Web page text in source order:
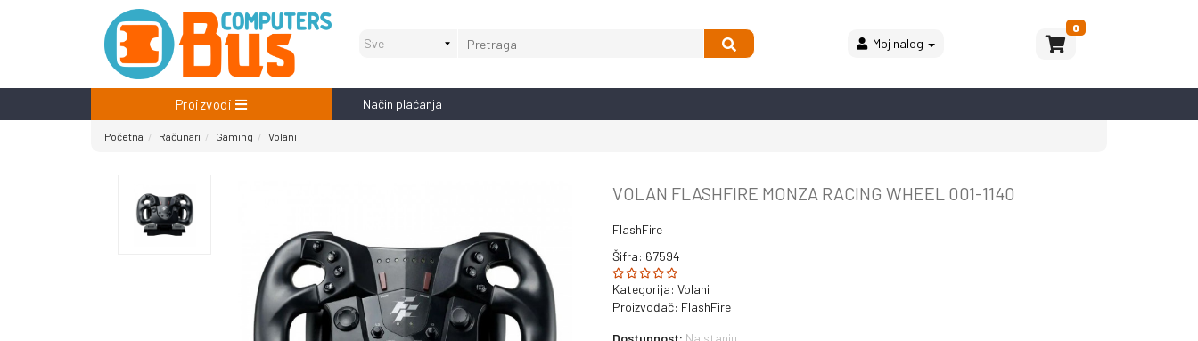
Moj nalog
0
Proizvodi Način plaćanja
Početna Računari Gaming Volani
VOLAN FLASHFIRE MONZA RACING WHEEL 001-1140
FlashFire
Šifra: 67594
Kategorija: Volani
Proizvođač: FlashFire
Dostupnost: Na stanju